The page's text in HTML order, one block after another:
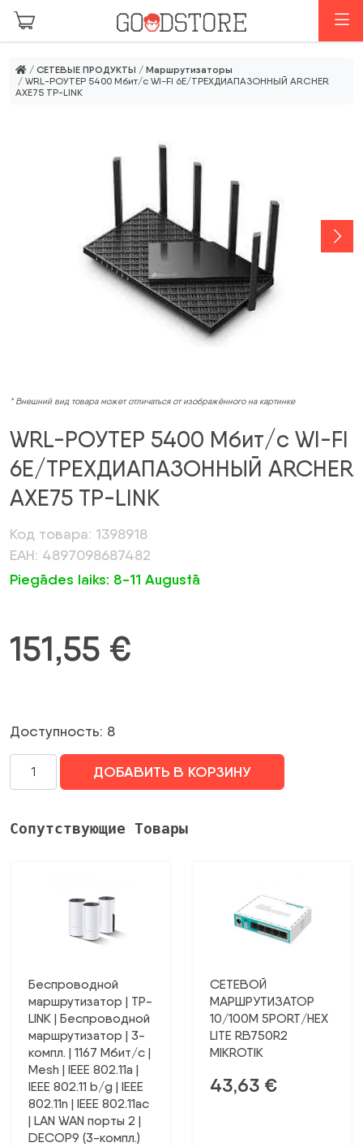
Перейти к основному содержанию
/ СЕТЕВЫЕ ПРОДУКТЫ / Маршрутизаторы
/ WRL-РОУТЕР 5400 Мбит/с WI-FI 6E/ТРЕХДИАПАЗОННЫЙ ARCHER
AXE75 TP-LINK
* Внешний вид товара может отличаться от изображённого на картинке
WRL-РОУТЕР 5400 Мбит/с WI-FI
6E/ТРЕХДИАПАЗОННЫЙ ARCHER
AXE75 TP-LINK
Код товара: 1398918
ЕАН: 4897098687482
Piegādes laiks: 8-11 Augustā
151,55 €
Доступность: 8
Количество
5400MBPS
LINK
ДОБАВИТЬ В КОРЗИНУ
Сопутствующие Товары
Беспроводной
маршрутизатор | TP-
LINK | Беспроводной
маршрутизатор | 3-
компл. | 1167 Мбит/с |
Mesh | IEEE 802.11a |
IEEE 802.11 b/g | IEEE
802.11n | IEEE 802.11ac
| LAN WAN порты 2 |
DECOP9 (3-компл.)
СЕТЕВОЙ
МАРШРУТИЗАТОР
10/100M 5PORT/HEX
LITE RB750R2
MIKROTIK
43,63 €